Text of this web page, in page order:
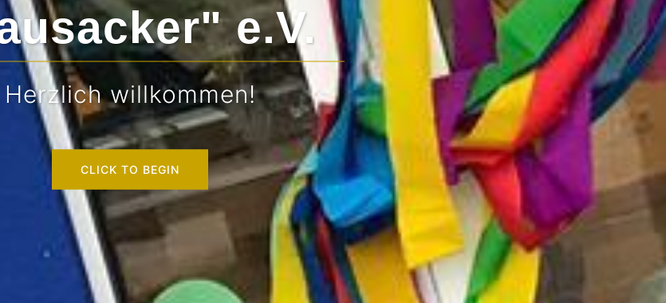
e.V.
Herzlich willkommen!
CLICK TO BEGIN